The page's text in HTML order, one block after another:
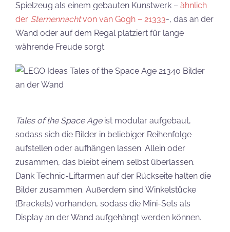
Spielzeug als einem gebauten Kunstwerk – ähnlich
der Sternennachtvon van Gogh – 21333-, das an der
Wand oder auf dem Regal platziert für lange
währende Freude sorgt.
Tales of the Space Ageist modular aufgebaut,
sodass sich die Bilder in beliebiger Reihenfolge
aufstellen oder aufhängen lassen. Allein oder
zusammen, das bleibt einem selbst überlassen.
Dank Technic-Liftarmen auf der Rückseite halten die
Bilder zusammen. Außerdem sind Winkelstücke
(Brackets) vorhanden, sodass die Mini-Sets als
Display an der Wand aufgehängt werden können.